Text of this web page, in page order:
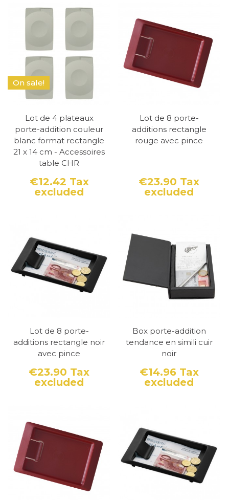
On sale!
Lot de 4 plateaux
porte-addition couleur
blanc format rectangle
21 x 14 cm - Accessoires
table CHR
Price
€12.42 Tax
excluded
Lot de 8 porte-
additions rectangle
rouge avec pince
Price
€23.90 Tax
excluded
Lot de 8 porte-
additions rectangle noir
avec pince
Price
€23.90 Tax
excluded
Box porte-addition
tendance en simili cuir
noir
Price
€14.96 Tax
excluded